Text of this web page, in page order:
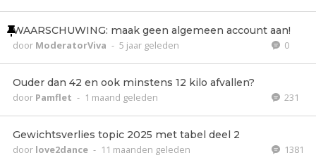
WAARSCHUWING: maak geen algemeen account aan!
door ModeratorViva - 5 jaar geleden 0
Ouder dan 42 en ook minstens 12 kilo afvallen?
door Pamflet - 1 maand geleden 231
Gewichtsverlies topic 2025 met tabel deel 2
door love2dance - 11 maanden geleden 1381